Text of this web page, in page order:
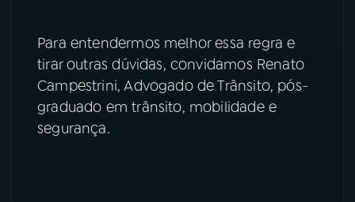
Para entendermos melhor essa regra e
tirar outras dúvidas, convidamos Renato
Campestrini, Advogado de Trânsito, pós-
graduado em trânsito, mobilidade e
segurança.